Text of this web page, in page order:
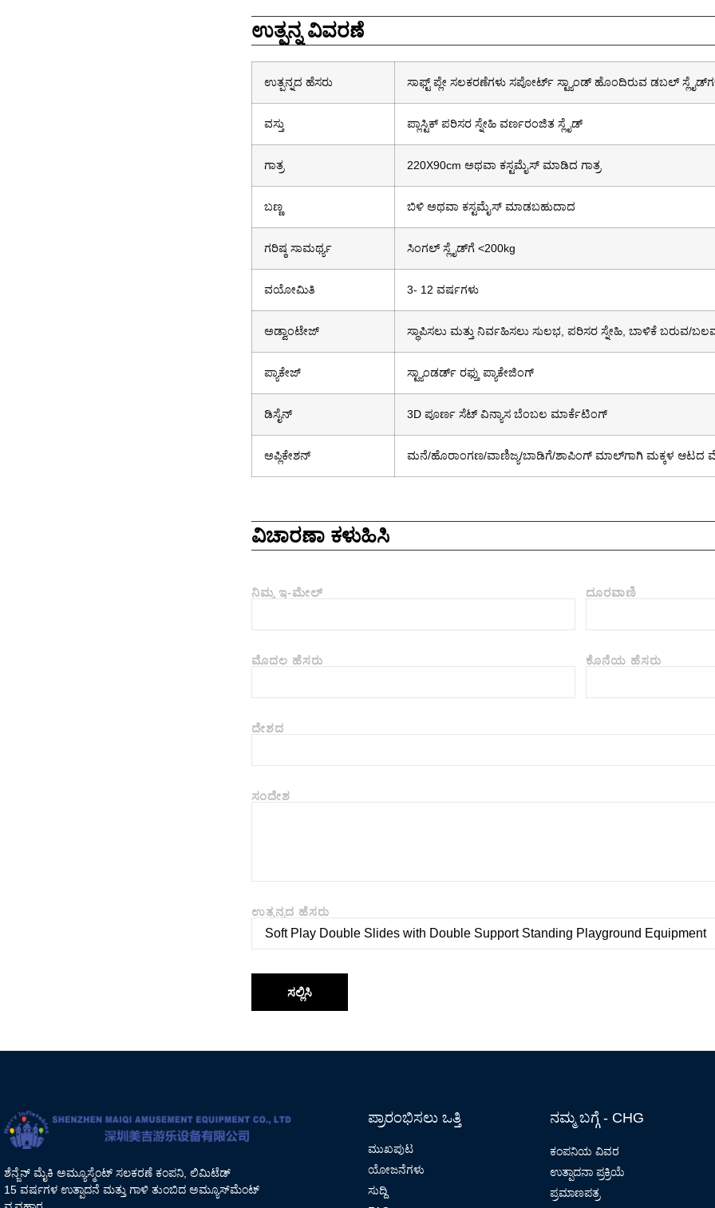
ಉತ್ಪನ್ನ ವಿವರಣೆ
ಉತ್ಪನ್ನದ ಹೆಸರು ಸಾಫ್ಟ್ ಪ್ಲೇ ಸಲಕರಣೆಗಳು ಸಪೋರ್ಟ್ ಸ್ಟ್ಯಾಂಡ್ ಹೊಂದಿರುವ ಡಬಲ್
ವಸ್ತು ಪ್ಲಾಸ್ಟಿಕ್ ಪರಿಸರ ಸ್ನೇಹಿ ವರ್ಣರಂಜಿತ ಸ್ಲೈಡ್
ಗಾತ್ರ 220X90cm ಅಥವಾ ಕಸ್ಟಮೈಸ್ ಮಾಡಿದ ಗಾತ್ರ
ಬಣ್ಣ ಬಿಳಿ ಅಥವಾ ಕಸ್ಟಮೈಸ್ ಮಾಡಬಹುದಾದ
ಗರಿಷ್ಠ ಸಾಮರ್ಥ್ಯ ಸಿಂಗಲ್ ಸ್ಲೈಡ್‌ಗೆ <200kg
ವಯೋಮಿತಿ 3- 12 ವರ್ಷಗಳು
ಅಡ್ವಾಂಟೇಜ್ ಸ್ಥಾಪಿಸಲು ಮತ್ತು ನಿರ್ವಹಿಸಲು ಸುಲಭ, ಪರಿಸರ ಸ್ನೇಹಿ, ಬಾಳಿಕೆ ಬರುವ/
ಪ್ಯಾಕೇಜ್ ಸ್ಟ್ಯಾಂಡರ್ಡ್ ರಫ್ತು ಪ್ಯಾಕೇಜಿಂಗ್
ಡಿಸೈನ್ 3D ಪೂರ್ಣ ಸೆಟ್ ವಿನ್ಯಾಸ ಬೆಂಬಲ ಮಾರ್ಕೆಟಿಂಗ್
ಅಪ್ಲಿಕೇಶನ್ ಮನೆ/ಹೊರಾಂಗಣ/ವಾಣಿಜ್ಯ/ಬಾಡಿಗೆ/ಶಾಪಿಂಗ್ ಮಾಲ್‌ಗಾಗಿ ಮಕ್ಕಳ ಆಟದ
ವಿಚಾರಣಾ ಕಳುಹಿಸಿ
ನಿಮ್ಮ ಇ-ಮೇಲ್ ದೂರವಾಣಿ
ಮೊದಲ ಹೆಸರು ಕೊನೆಯ ಹೆಸರು
ದೇಶದ
ಸಂದೇಶ
ಉತ್ಪನ್ನದ ಹೆಸರು
ಸಲ್ಲಿಸಿ
ಶೆನ್ಜೆನ್ ಮೈಕಿ ಅಮ್ಯೂಸ್ಮೆಂಟ್ ಸಲಕರಣೆ ಕಂಪನಿ, ಲಿಮಿಟೆಡ್
15 ವರ್ಷಗಳ ಉತ್ಪಾದನೆ ಮತ್ತು ಗಾಳಿ ತುಂಬಿದ ಅಮ್ಯೂಸ್‌ಮೆಂಟ್
ಪ್ರಾರಂಭಿಸಲು ಒತ್ತಿ
ಮುಖಪುಟ
ಯೋಜನೆಗಳು
ಸುದ್ದಿ
ನಮ್ಮ ಬಗ್ಗೆ - CHG
ಕಂಪನಿಯ ವಿವರ
ಉತ್ಪಾದನಾ ಪ್ರಕ್ರಿಯೆ
ಪ್ರಮಾಣಪತ್ರ